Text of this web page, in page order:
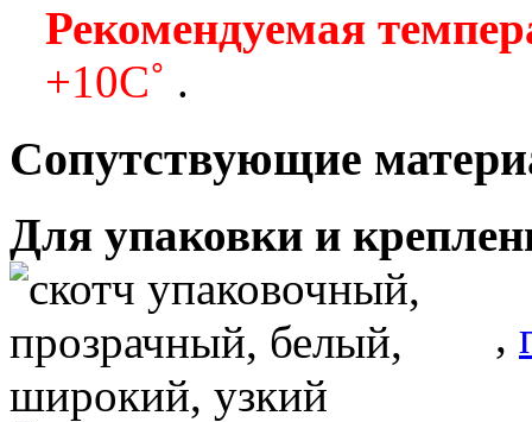
Рекомендуемая
+10С˚ .
Сопутствующие
Для упаковки и
,